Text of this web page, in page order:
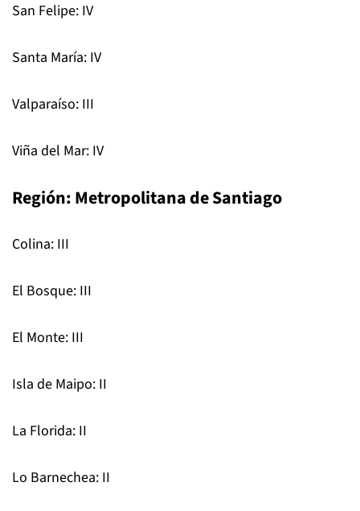
San Felipe: IV
Santa María: IV
Valparaí­so: III
Viña del Mar: IV
Región: Metropolitana de Santiago
Colina: III
El Bosque: III
El Monte: III
Isla de Maipo: II
La Florida: II
Lo Barnechea: II